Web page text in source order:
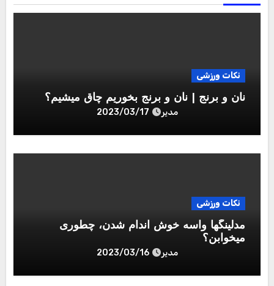
نکات ورزشی
نان و برنج | نان و برنج بخوریم چاق میشیم؟
مدیر 2023/03/17
نکات ورزشی
مدلینگها واسه خوش اندام شدن، چطوری
میخوابن؟
مدیر 2023/03/16